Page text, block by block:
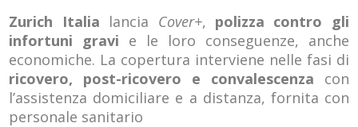
Zurich Italia lancia Cover+, polizza contro gli
infortuni gravi e le loro conseguenze, anche
economiche. La copertura interviene nelle fasi di
ricovero, post-ricovero e convalescenza con
l’assistenza domiciliare e a distanza, fornita con
personale sanitario